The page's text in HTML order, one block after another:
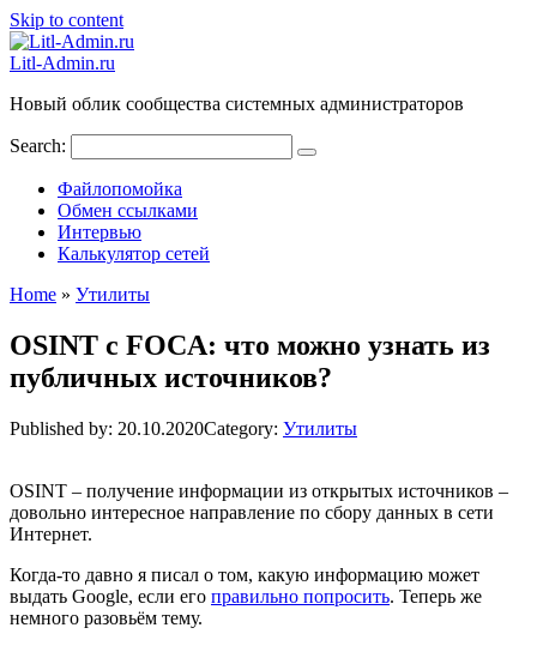
Skip to content
Litl-Admin.ru
Новый облик сообщества системных администраторов
Search:
Файлопомойка
Обмен ссылками
Интервью
Калькулятор сетей
Home » Утилиты
OSINT с FOCA: что можно узнать из
публичных источников?
Published by: 20.10.2020Category: Утилиты
OSINT – получение информации из открытых источников –
довольно интересное направление по сбору данных в сети
Интернет.
Когда-то давно я писал о том, какую информацию может
выдать Google, если его правильно попросить. Теперь же
немного разовьём тему.